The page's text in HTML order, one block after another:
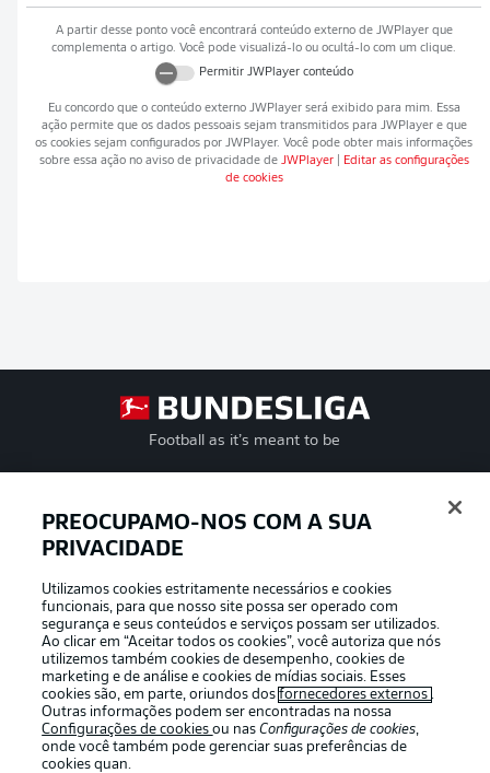
A partir desse ponto você encontrará conteúdo externo de JWPlayerque
complementa o artigo. Você pode visualizá-lo ou ocultá-lo com um clique.
Permitir JWPlayerconteúdo
Eu concordo que o conteúdo externo JWPlayerserá exibido para mim. Essa
ação permite que os dados pessoais sejam transmitidos para JWPlayere que
os cookies sejam configurados por JWPlayer. Você pode obter mais informações
sobre essa ação no aviso de privacidade de JWPlayer
Editar as configurações
de cookies
Football as it’s meant to be
APLICATIVO DA BUNDESLIGA
Oferecido por
PREOCUPAMO-NOS COM A SUA
PRIVACIDADE
Utilizamos cookies estritamente necessários e cookies
funcionais, para que nosso site possa ser operado com
segurança e seus conteúdos e serviços possam ser utilizados.
Ao clicar em “Aceitar todos os cookies”, você autoriza que nós
utilizemos também cookies de desempenho, cookies de
marketing e de análise e cookies de mídias sociais. Esses
cookies são, em parte, oriundos dosfornecedores externos .
Outras informações podem ser encontradas na nossa
Configurações de cookiesou nasConfigurações de cookies,
onde você também pode gerenciar suas preferências de
cookies quan.